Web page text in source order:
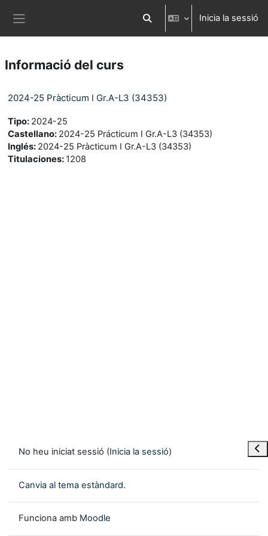
Commuta l'entrada de la cerca
Inicia la sessió
Informació del curs
2024-25 Pràcticum I Gr.A-L3 (34353)
Tipo: 2024-25
Castellano: 2024-25 Prácticum I Gr.A-L3 (34353)
Inglés: 2024-25 Pràcticum I Gr.A-L3 (34353)
Titulaciones: 1208
No heu iniciat sessió (Inicia la sessió)
Canvia al tema estàndard.
Funciona amb Moodle